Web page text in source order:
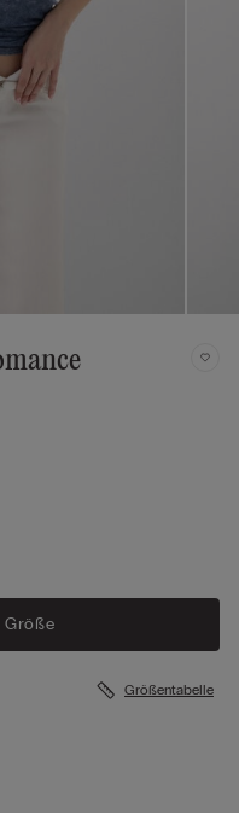
Größe
Größentabelle